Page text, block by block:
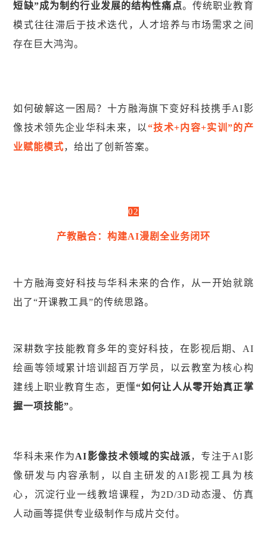
短缺”成为制约行业发展的结构性痛点。传统职业教育
模式往往滞后于技术迭代，人才培养与市场需求之间
存在巨大鸿沟。
如何破解这一困局？十方融海旗下变好科技携手AI影
像技术领先企业华科未来，以 “技术+内容+实训”的产
业赋能模式，给出了创新答案。
02
产教融合：构建AI漫剧全业务闭环
十方融海变好科技与华科未来的合作，从一开始就跳
出了“开课教工具”的传统思路。
深耕数字技能教育多年的变好科技，在影视后期、AI
绘画等领域累计培训超百万学员，以云教室为核心构
建线上职业教育生态，更懂“如何让人从零开始真正掌
握一项技能”。
华科未来作为AI影像技术领域的实战派，专注于AI影
像研发与内容承制，以自主研发的AI影视工具为核
心，沉淀行业一线教培课程，为2D/3D动态漫、仿真
人动画等提供专业级制作与成片交付。